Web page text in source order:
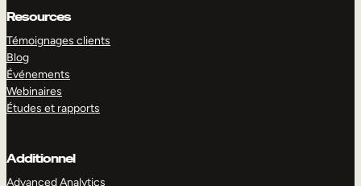
Resources
Témoignages clients
Blog
Événements
Webinaires
Études et rapports
Additionnel
Advanced Analytics